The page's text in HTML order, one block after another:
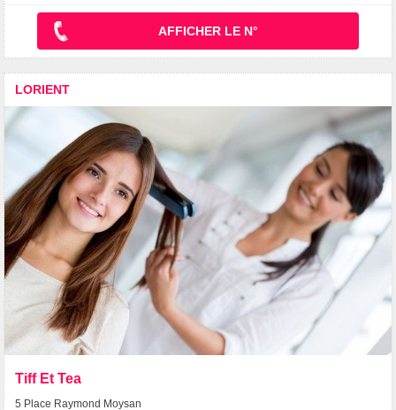
AFFICHER LE N°
LORIENT
Tiff Et Tea
5 Place Raymond Moysan